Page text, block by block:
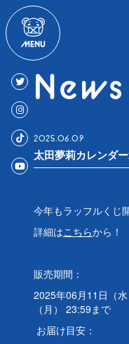
News
2025 0609
太田夢莉カレンダ
今年もラッフルくじ
詳細はこちらから！
販売期間：
2025年06月11日（
（月） 23:59まで
お届け目安：